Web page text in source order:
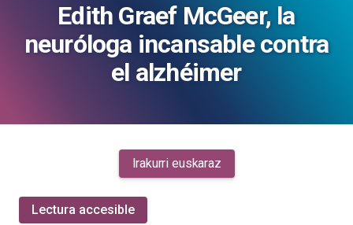
Cultura
Cultura
Edith Graef McGeer, la
neuróloga incansable contra
el alzhéimer
Irakurri euskaraz
Lectura accesible